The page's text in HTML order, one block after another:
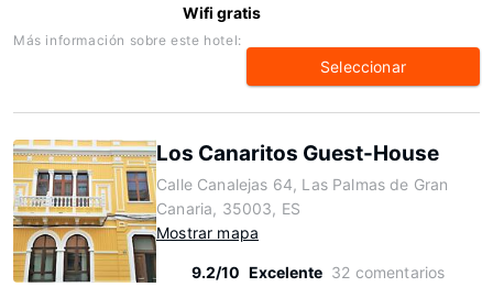
Wifi gratis
Más información sobre este hotel:
Seleccionar
Los Canaritos Guest-House
Calle Canalejas 64, Las Palmas de Gran
Canaria, 35003, ES
Mostrar mapa
9.2/10 Excelente 32 comentarios